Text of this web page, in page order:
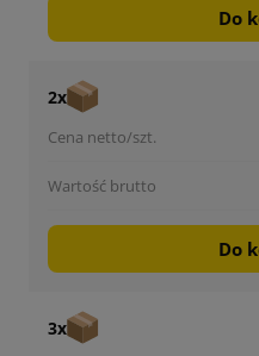
Do
2x
Do
3x